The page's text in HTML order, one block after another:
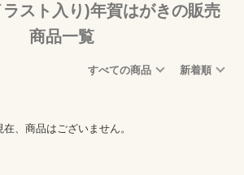
スト入り)年賀はがきの販売
商品一覧
すべての商品 新着順
在、商品はございません。